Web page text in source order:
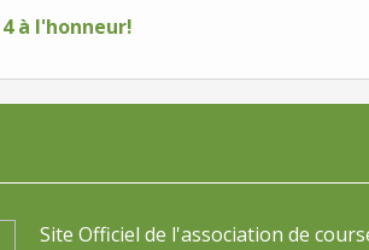
à l'honneur!
Site Officiel de l'association de